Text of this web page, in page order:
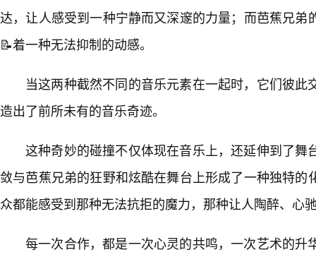
达，让人感受到一种宁静而又深邃的力量；而芭蕉兄弟
📝着一种无法抑制的动感。
当这两种截然不同的音乐元素在一起时，它们彼此
造出了前所未有的音乐奇迹。
这种奇妙的碰撞不仅体现在音乐上，还延伸到了舞
敛与芭蕉兄弟的狂野和炫酷在舞台上形成了一种独特的
众都能感受到那种无法抗拒的魔力，那种让人陶醉、心
每一次合作，都是一次心灵的共鸣，一次艺术的升